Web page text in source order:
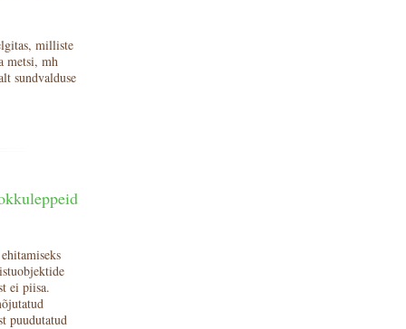
milliste
metsi, mh
sundvalduse
ei piisa.
puudutatud